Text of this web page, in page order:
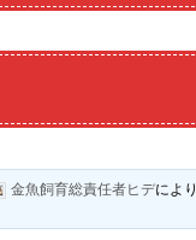
金魚飼育総責任者ヒデにより